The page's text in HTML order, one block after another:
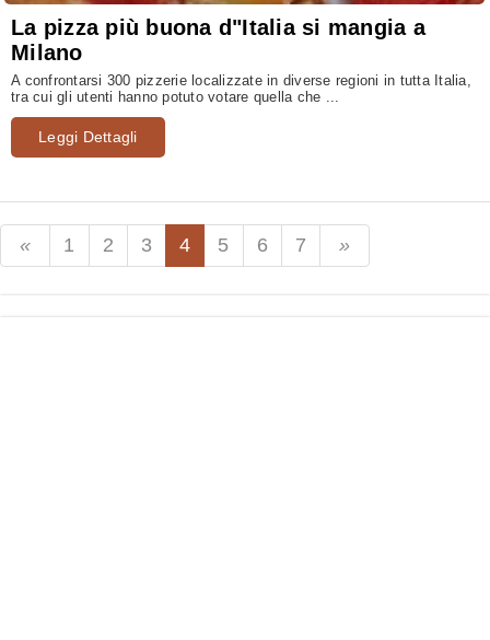
La pizza più buona d"Italia si mangia a
Milano
A confrontarsi 300 pizzerie localizzate in diverse regioni in tutta Italia,
tra cui gli utenti hanno potuto votare quella che ...
Leggi Dettagli
1 2 3 4 5 6 7